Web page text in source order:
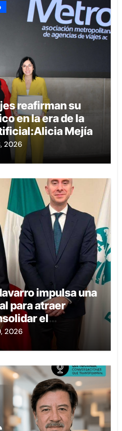
reafirman su
en la era de la
Mejía
2026
impulsa una
para atraer
el
2026